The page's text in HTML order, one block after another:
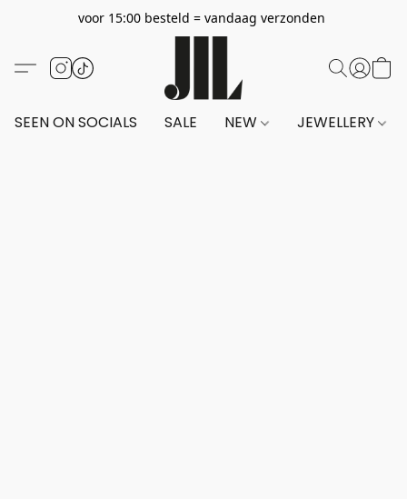
voor 15:00 besteld = vandaag verzonden
SEEN ON SOCIALS SALE NEW JEWELLERY